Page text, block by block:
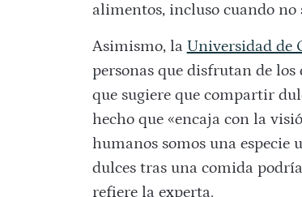
alimentos, incluso cuando no
Asimismo, la Universidad de
personas que disfrutan de los
que sugiere que compartir
hecho que «encaja con la
humanos somos una
dulces tras una comida
refiere la experta.